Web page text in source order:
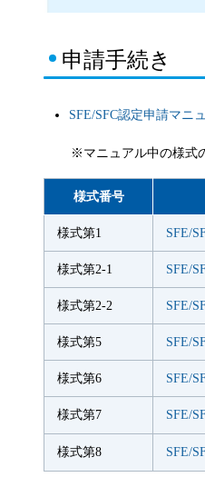
申請手続き
SFE/SFC認定申請マニ
※マニュアル中の様式
様式番号
様式第1 SFE/
様式第2-1 SFE/
様式第2-2 SFE/
様式第5 SFE/
様式第6 SFE/
様式第7 SFE/
様式第8 SFE/